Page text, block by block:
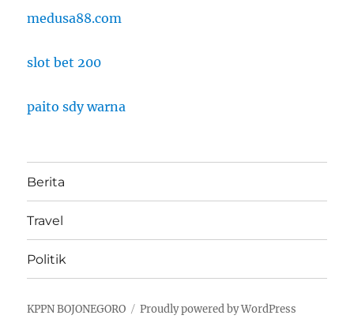
medusa88.com
slot bet 200
paito sdy warna
Berita
Travel
Politik
KPPN BOJONEGORO Proudly powered by WordPress